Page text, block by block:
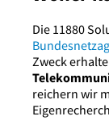
Die 11880
Zweck
reichern wir